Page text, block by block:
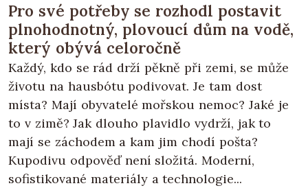
Pro své potřeby se rozhodl postavit
plnohodnotný, plovoucí dům na vodě,
který obývá celoročně
Každý, kdo se rád drží pěkně při zemi, se může
životu na hausbótu podivovat. Je tam dost
místa? Mají obyvatelé mořskou nemoc? Jaké je
to v zimě? Jak dlouho plavidlo vydrží, jak to
mají se záchodem a kam jim chodí pošta?
Kupodivu odpověď není složitá. Moderní,
sofistikované materiály a technologie...